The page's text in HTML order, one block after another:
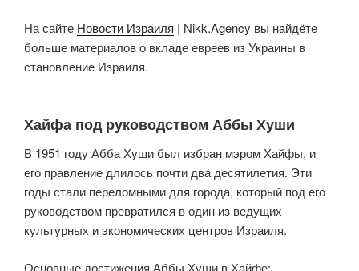
На сайте Новости Израиля | Nikk.Agency вы найдёте
больше материалов о вкладе евреев из Украины в
становление Израиля.
Хайфа под руководством Аббы Хуши
В 1951 году Абба Хуши был избран мэром Хайфы, и
его правление длилось почти два десятилетия. Эти
годы стали переломными для города, который под его
руководством превратился в один из ведущих
культурных и экономических центров Израиля.
Основные достижения Аббы Хуши в Хайфе: